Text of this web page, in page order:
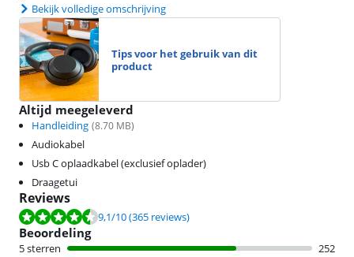
Bekijk volledige omschrijving
Tips voor het gebruik van dit
product
Altijd meegeleverd
Handleiding (8.70 MB)
Audiokabel
Usb C oplaadkabel (exclusief oplader)
Draagetui
Reviews
Beoordeling is 9,1 van de 10, gebaseerd op 365 reviews.
9,1/10(365 reviews)
Beoordeling
5 sterren
252